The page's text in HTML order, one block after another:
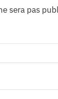
sera pas